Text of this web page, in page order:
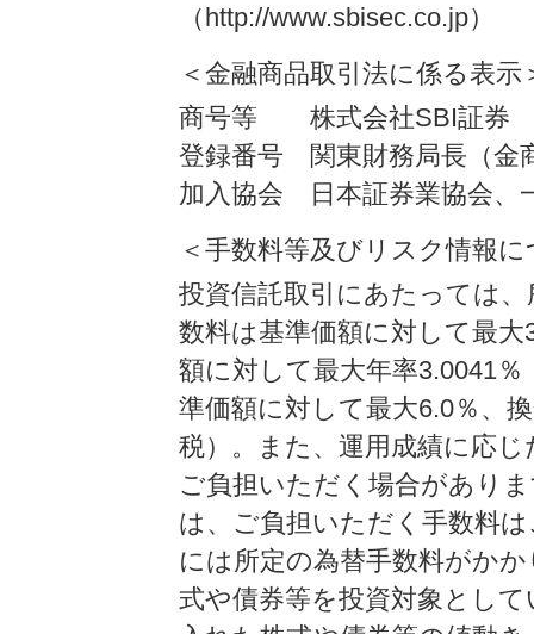
（http://www.sbisec.co.jp）
＜金融商品取引法に係る表示
商号等 株式会社SBI証券
登録番号 関東財務局長（金
加入協会 日本証券業協会、
＜手数料等及びリスク情報
投資信託取引にあたっては
数料は基準価額に対して最
額に対して最大年率3.0041
準価額に対して最大6.0％、
税）。また、運用成績に応
ご負担いただく場合があり
は、ご負担いただく手数料
には所定の為替手数料がか
式や債券等を投資対象とし